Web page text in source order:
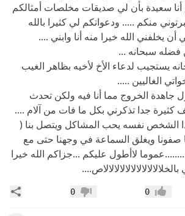
سعيدة بأن لي صديقات مخلصات أمثالكم
منكم ..... ودعواتكم لي كثيرا بالله
أن يخلفني الله خيرا منه أنا وابني ....
فضله سبحانه ...
يستجيب لدعاء الأخ لأخيه بظاهر الغيب
الغاليين .....
جاهدة الخروج مما أنا فيه ولكن تحدث
كثيرة جدا تذكرني بكل ما فات من آلام ....
الشخص نفسه يحب المشاكل ويتصل بنا (
صفونا ويغلق السماعة في وجهنا حتى مع
لاأطول عليكم ...جزاكم الله خيرا
إعجاب0 عدم إعجاب
0